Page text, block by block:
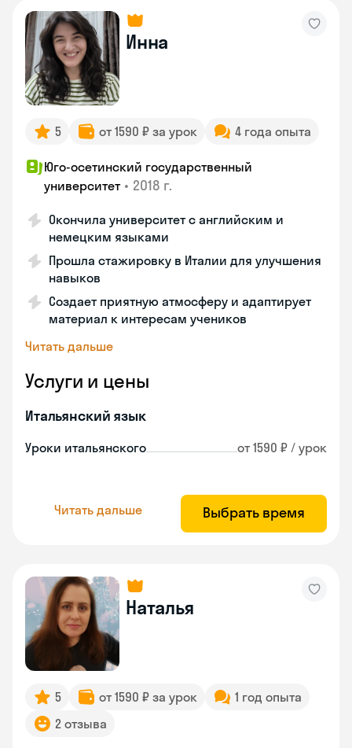
Инна
5 от 1590 ₽ за урок 4 года опыта
Юго-осетинский государственный
университет • 2018 г.
Окончила университет с английским и
немецким языками
Прошла стажировку в Италии для улучшения
навыков
Создает приятную атмосферу и адаптирует
материал к интересам учеников
Читать дальше
Услуги и цены
Итальянский язык
Уроки итальянского от 1590 ₽ / урок
Читать дальше Выбрать время
Наталья
5 от 1590 ₽ за урок
1 год опыта
2 отзыва